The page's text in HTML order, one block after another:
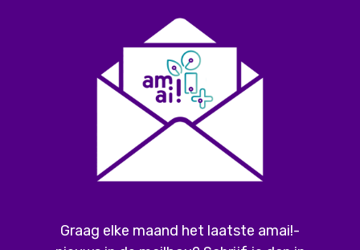
Graag elke maand het laatste amai!-